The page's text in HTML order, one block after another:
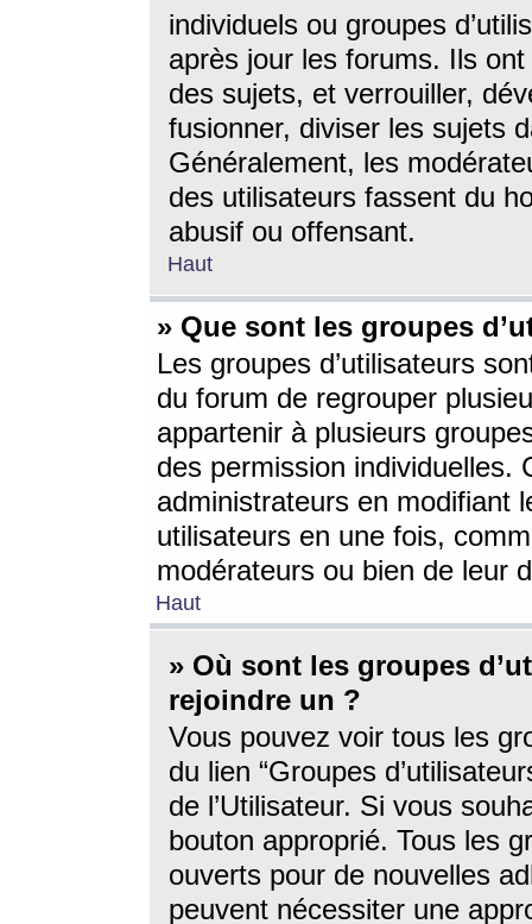
individuels ou groupes
après jour les forums. Ils ont
des sujets, et verrouiller,
fusionner, diviser les sujets
Généralement, les
des utilisateurs fassent du
abusif ou offensant.
Haut
» Que sont les groupes
Les groupes d’utilisateurs
du forum de regrouper
appartenir à plusieurs
des permission individuelles.
administrateurs en modifiant
utilisateurs en une fois,
modérateurs ou bien de leur
Haut
» Où sont les groupes
rejoindre un ?
Vous pouvez voir tous les
du lien “Groupes
de l’Utilisateur. Si vous
bouton approprié. Tous les
ouverts pour de nouvelles
peuvent nécessiter une